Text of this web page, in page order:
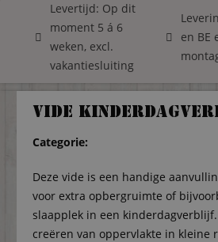
Levertijd: Op dit
moment 5 á 6
weken, excl.
vakantiesluiting
en BE
Vide
Categorie:
Deze vide is een handige
voor extra opbergruimte of
slaapplek in een
creëren van oppervlakte in kleine